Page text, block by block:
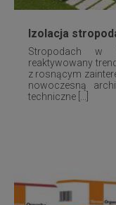
Izolacja
Stropodach w
reaktywowany
z rosnącym
nowoczesną
techniczne [...]